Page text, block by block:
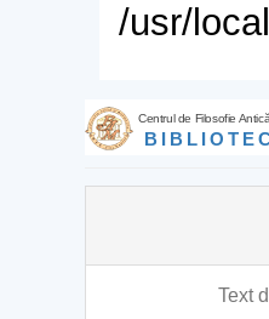
/usr/
Centrul de Filosofie
Text